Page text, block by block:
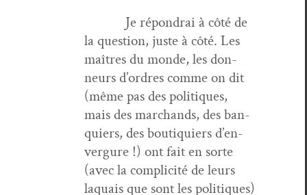
Je répondrai à côté de
la ques­tion, juste à côté. Les
maîtres du monde, les don­
neurs d’or­dres comme on dit
(même pas des poli­tiques,
mais des marchands, des ban­
quiers, des bou­tiquiers d’en­
ver­gure !) ont fait en sorte
(avec la com­plic­ité de leurs
laquais que sont les poli­tiques)